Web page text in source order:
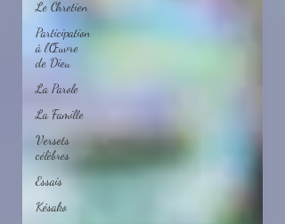
Le Chretien
Participation
à l'Œuvre
de Dieu
La Parole
La Famille
Versets
célèbres
Essais
Késako